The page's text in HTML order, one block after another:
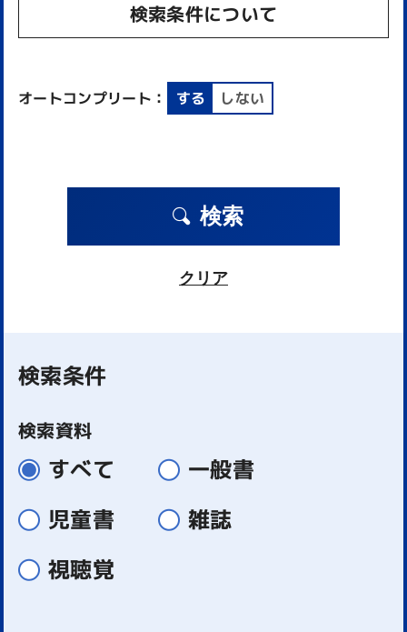
検索条件について
オートコンプリート： する しない
検索
クリア
検索条件
検索資料
すべて
一般書
児童書
雑誌
視聴覚